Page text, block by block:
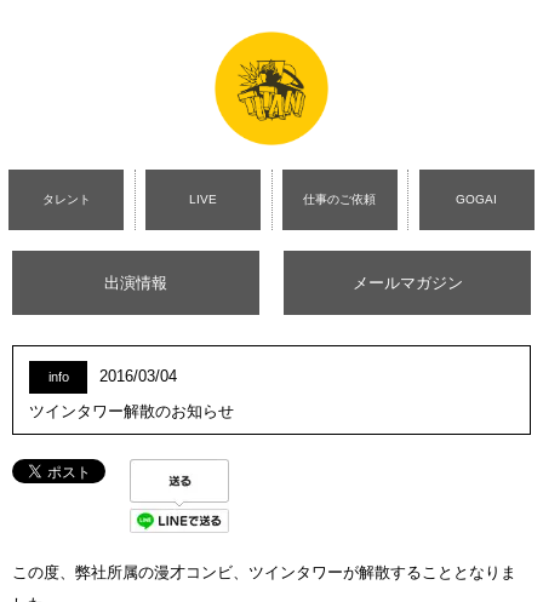
タレント LIVE 仕事のご依頼 GOGAI
出演情報 メールマガジン
info
2016/03/04
ツインタワー解散のお知らせ
この度、弊社所属の漫才コンビ、ツインタワーが解散することとなりま